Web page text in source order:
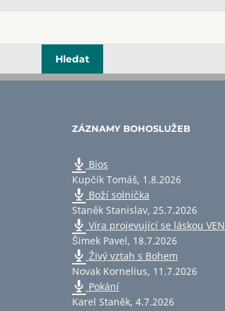
ZÁZNAMY BOHOSLUŽEB
Bios
Kupčík Tomáš, 1.8.2026
Boží solnička
Staněk Stanislav, 25.7.2026
Víra projevující se láskou VEN
Šimek Pavel, 18.7.2026
Živý vztah s Bohem
Novak Kornelius, 11.7.2026
Pokání
Karel Staněk, 4.7.2026